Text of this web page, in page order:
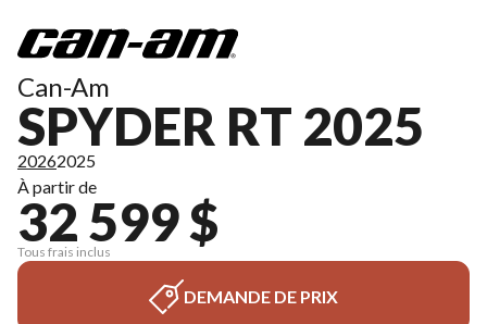
Can-Am
SPYDER RT 2025
20262025
À partir de
32 599 $
Tous frais inclus
DEMANDE DE PRIX